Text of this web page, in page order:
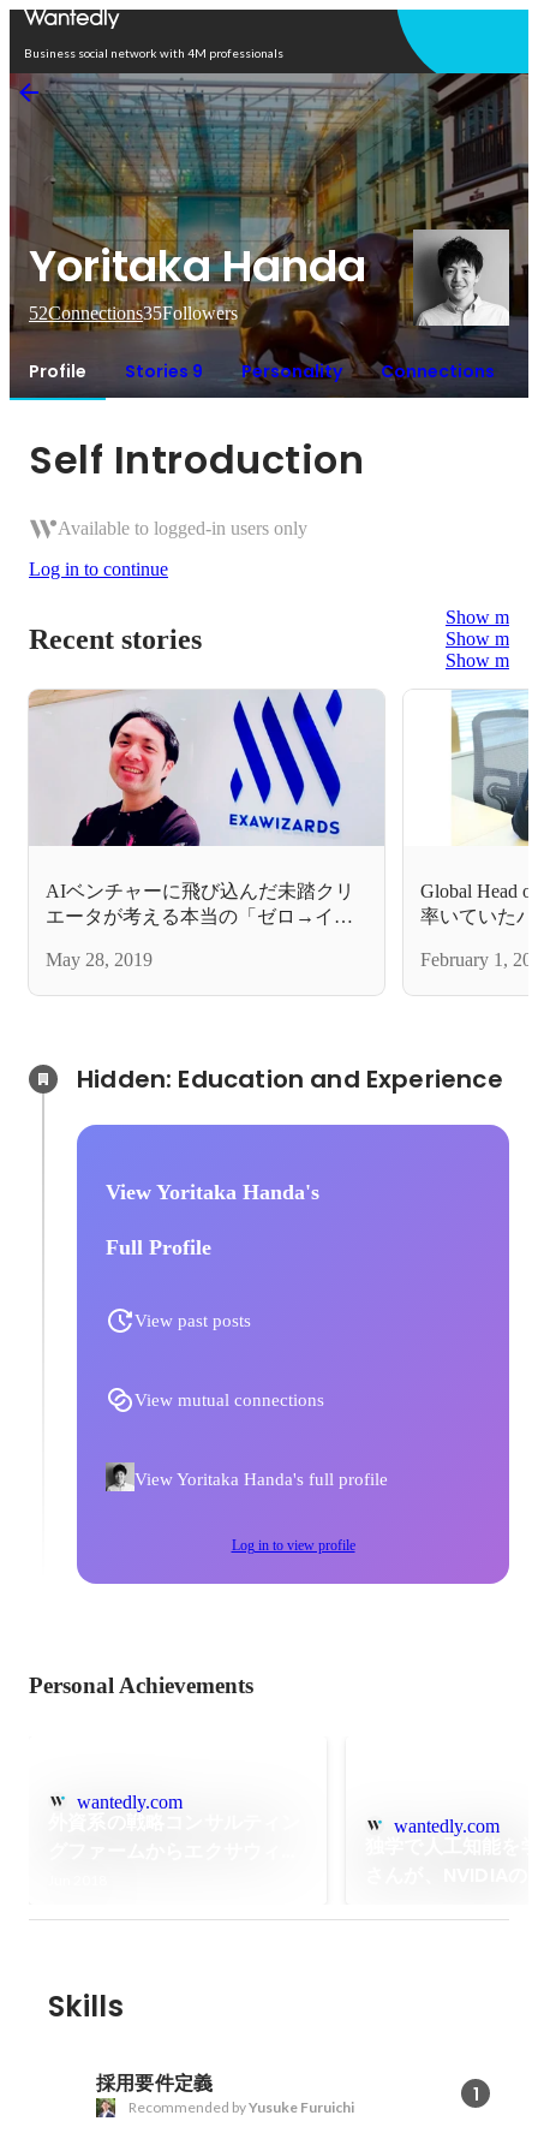
Business social network with 4M professionals
Yoritaka Handa
52Connections35Followers
Profile Stories 9 Personality Connections
Self Introduction
Available to logged-in users only
Log in to continue
Recent stories
Show more
Show more
Show more
AIベンチャーに飛び込んだ未踏クリ
エータが考える本当の「ゼロ→イ
May 28, 2019
Global Head
率いていた
（後編）
February 1,
View Yoritaka Handa's
Full Profile
View past posts
View mutual connections
View Yoritaka Handa's full profile
Log in to view profile
Personal Achievements
wantedly.com
wantedly.com
Skills
採用要件定義 1
Recommended byYusuke Furuichi